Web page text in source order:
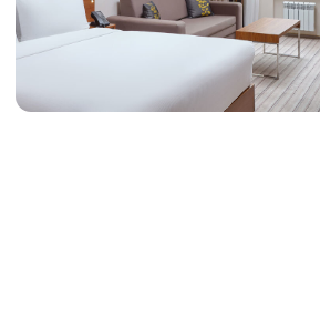
Двуспальная кровать
Queen Size
Площадь номера:
26 м²